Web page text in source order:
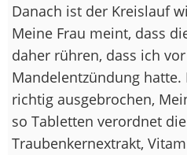
Danach ist der Kreislauf
Meine Frau meint, dass
daher rühren, dass ich
Mandelentzündung
richtig ausgebrochen,
so Tabletten verordnet
Traubenkernextrakt,